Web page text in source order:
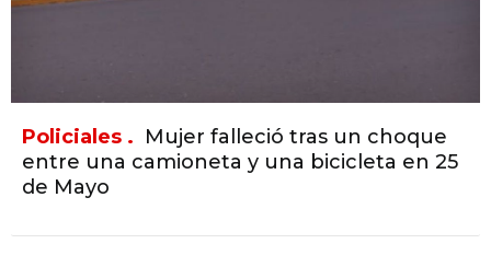
Policiales . Mujer falleció tras un choque
entre una camioneta y una bicicleta en 25
de Mayo